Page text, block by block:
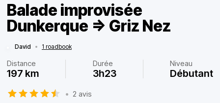
Balade improvisée
Dunkerque => Griz Nez
David • 1 roadbook
Distance
197 km
Durée
3h23
Niveau
Débutant
• 2 avis